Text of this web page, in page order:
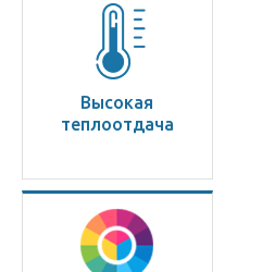
Высокая
теплоотдача